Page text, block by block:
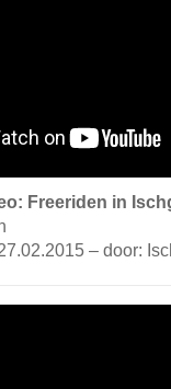
Freeriden in
– door: